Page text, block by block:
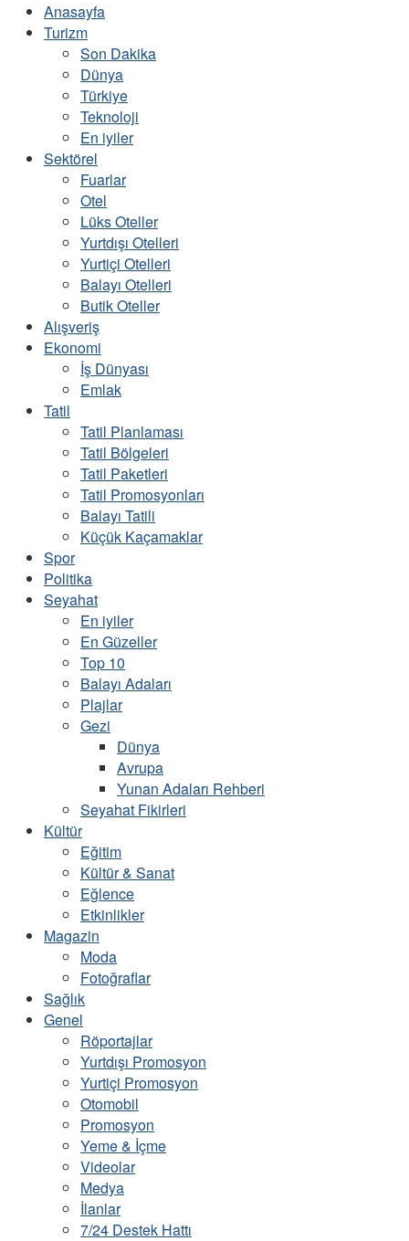
Anasayfa
Turizm
Son Dakika
Dünya
Türkiye
Teknoloji
En iyiler
Sektörel
Fuarlar
Otel
Lüks Oteller
Yurtdışı Otelleri
Yurtiçi Otelleri
Balayı Otelleri
Butik Oteller
Alışveriş
Ekonomi
İş Dünyası
Emlak
Tatil
Tatil Planlaması
Tatil Bölgeleri
Tatil Paketleri
Tatil Promosyonları
Balayı Tatili
Küçük Kaçamaklar
Spor
Politika
Seyahat
En iyiler
En Güzeller
Top 10
Balayı Adaları
Plajlar
Gezi
Dünya
Avrupa
Yunan Adaları Rehberi
Seyahat Fikirleri
Kültür
Eğitim
Kültür & Sanat
Eğlence
Etkinlikler
Magazin
Moda
Fotoğraflar
Sağlık
Genel
Röportajlar
Yurtdışı Promosyon
Yurtiçi Promosyon
Otomobil
Promosyon
Yeme & İçme
Videolar
Medya
İlanlar
7/24 Destek Hattı